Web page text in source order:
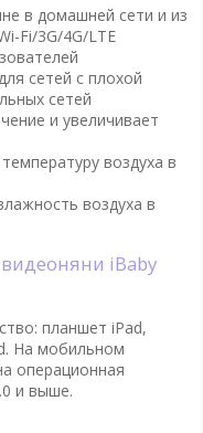
в домашней сети и из
Fi/3G/4G/LTE
сетей с плохой
сетей
и увеличивает
воздуха в
воздуха в
планшет iPad,
На мобильном
операционная
и выше.